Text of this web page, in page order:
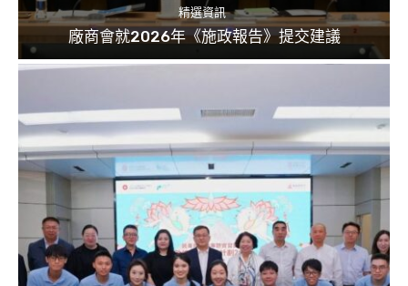
精選資訊
廠商會就2026年《施政報告》提交建議